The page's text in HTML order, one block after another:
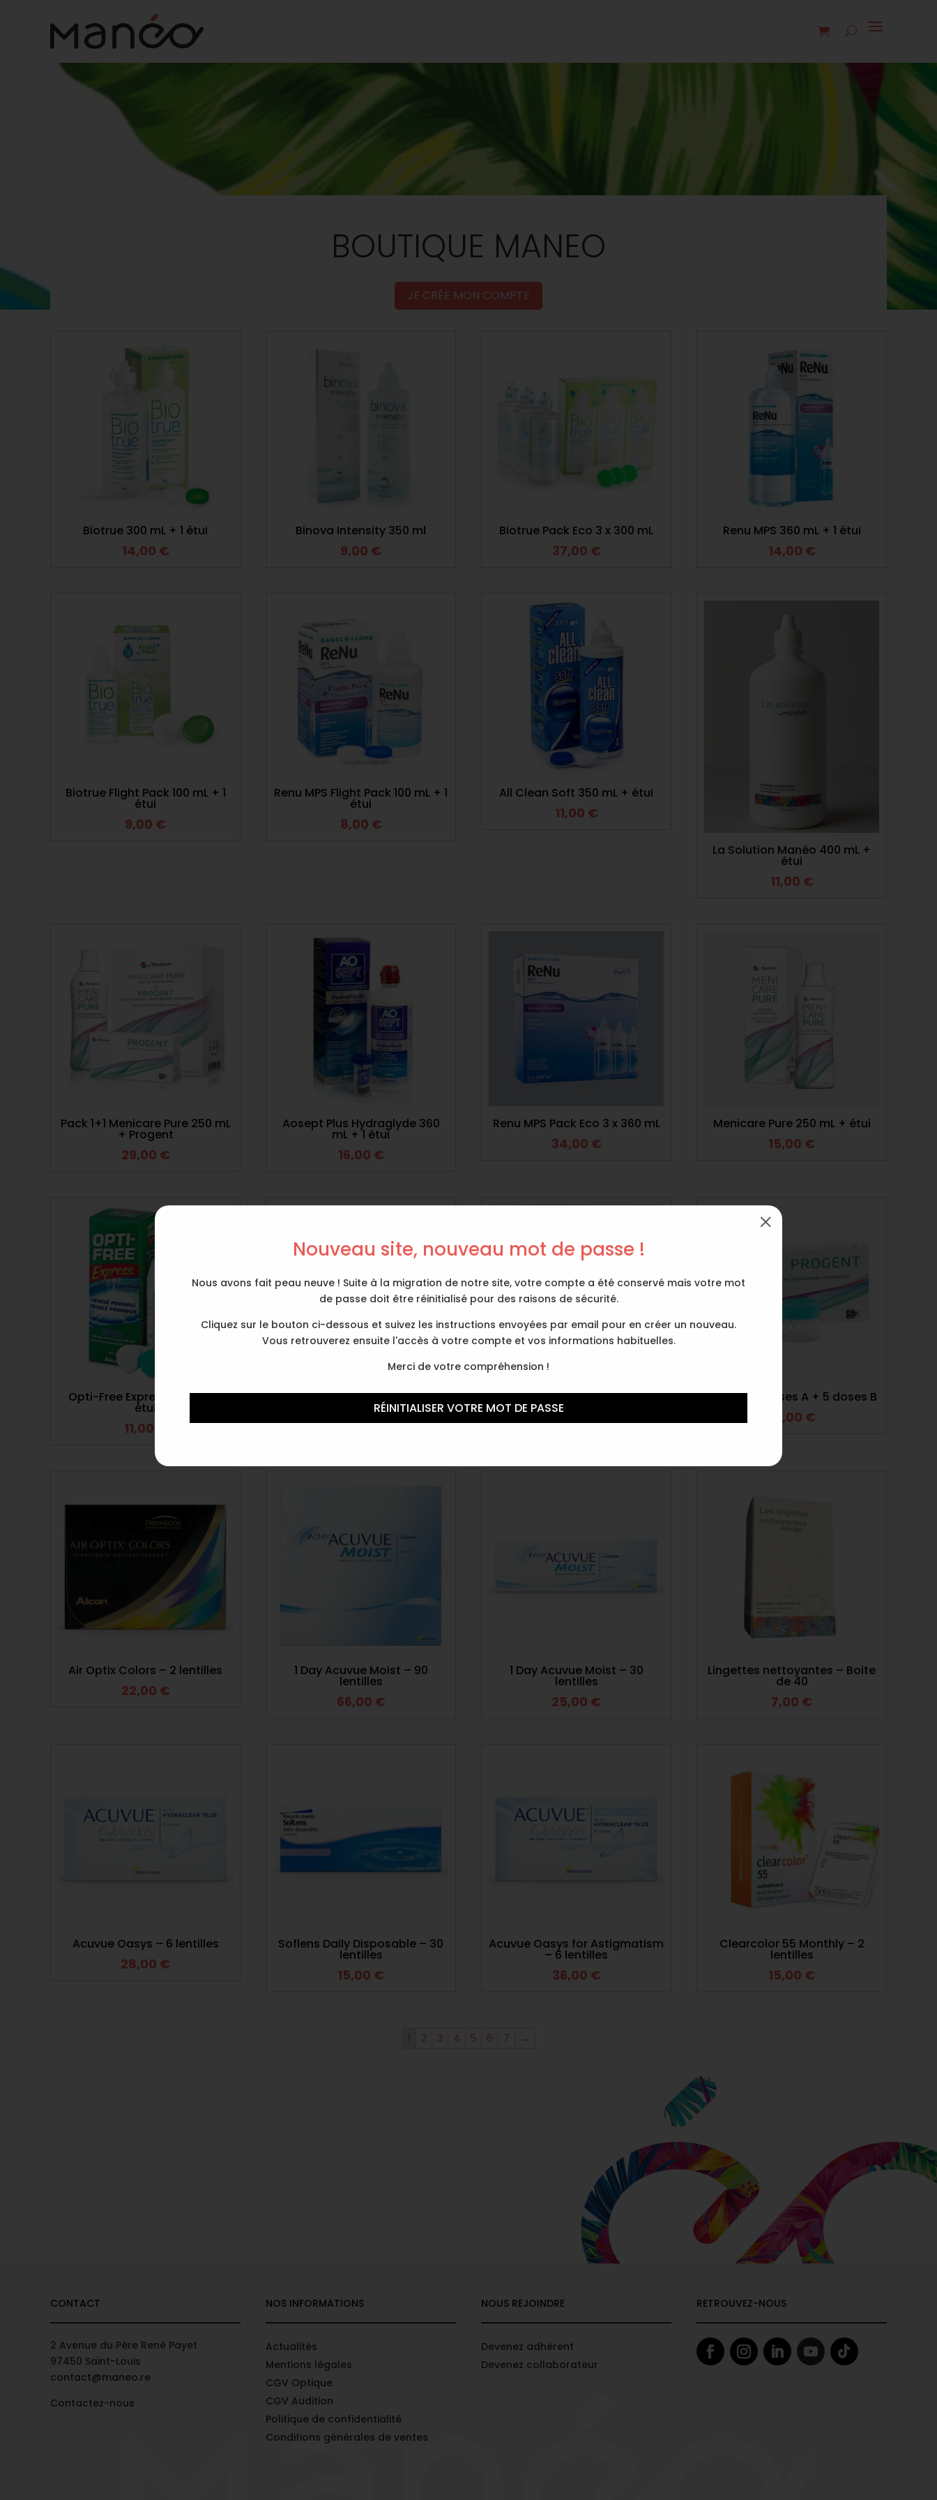
Nouveau site, nouveau mot de passe !
Nous avons fait peau neuve ! Suite à la migration de notre site, votre compte a été conservé mais votre mot
de passe doit être réinitialisé pour des raisons de sécurité.
Cliquez sur le bouton ci-dessous et suivez les instructions envoyées par email pour en créer un nouveau.
Vous retrouverez ensuite l'accès à votre compte et vos informations habituelles.
Merci de votre compréhension !
RÉINITIALISER VOTRE MOT DE PASSE
M
BOUTIQUE MANEO
JE CRÉE MON COMPTE
Biotrue 300 mL + 1 étui
14,00 €
Binova Intensity 350 ml
9,00 €
Biotrue Pack Eco 3 x 300 mL
37,00 €
Renu MPS 360 mL + 1 étui
14,00 €
Biotrue Flight Pack 100 mL + 1
étui
9,00 €
Renu MPS Flight Pack 100 mL + 1
étui
8,00 €
All Clean Soft 350 mL + étui
11,00 €
La Solution Manéo 400 mL +
étui
11,00 €
Pack 1+1 Menicare Pure 250 mL
+ Progent
29,00 €
Aosept Plus Hydraglyde 360
mL + 1 étui
16,00 €
Renu MPS Pack Eco 3 x 360 mL
34,00 €
Menicare Pure 250 mL + étui
15,00 €
Opti-Free Express 355ml + 1
étui
11,00
Menicare Plus 250 mL + étui
€
La journalière Manéo – 30
22,00 Progent 5 doses A + 5 doses B
14,00 €
Air Optix Colors – 2 lentilles
22,00 €
1 Day Acuvue Moist – 90
lentilles
66,00 €
1 Day Acuvue Moist – 30
lentilles
25,00 €
Lingettes nettoyantes – Boite
de 40
7,00 €
Acuvue Oasys – 6 lentilles
28,00 €
Soflens Daily Disposable – 30
lentilles
15,00 €
Acuvue Oasys for Astigmatism
– 6 lentilles
36,00 €
Clearcolor 55 Monthly – 2
lentilles
15,00 €
1 2 3 4 5 6 7 →
CONTACT
2 Avenue du Père René Payet
97450 Saint-Louis
contact@maneo.re
Contactez-nous
NOS INFORMATIONS
Actualités
Mentions légales
CGV Optique
CGV Audition
Politique de confidentialité
Conditions générales de ventes
NOUS REJOINDRE
Devenez adhérent
Devenez collaborateur
RETROUVEZ-NOUS